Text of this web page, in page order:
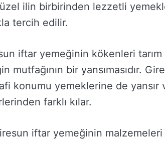
ilin birbirinden lezzetli
tercih edilir.
iftar yemeğinin kökenleri
mutfağının bir yansımasıdır.
konumu yemeklerine de yansır
farklı kılar.
iftar yemeğinin malzemeleri